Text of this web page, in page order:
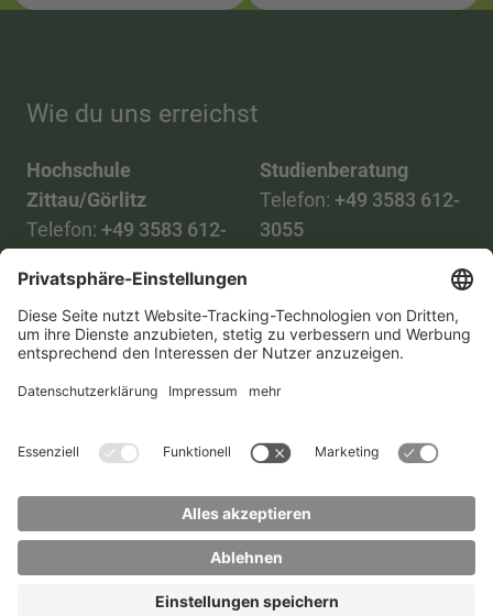
Wie du uns erreichst
Hochschule
Zittau/Görlitz
Telefon: +49 3583 612-
Mail:info(at)hszg.de
Studienberatung
Telefon: +49 3583 612-
3055
Mail:
stud.info(at)hszg.de
TransparenzgesetzKontakt Lageplan